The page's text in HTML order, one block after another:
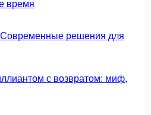
время
Современные решения для
с возвратом: миф,